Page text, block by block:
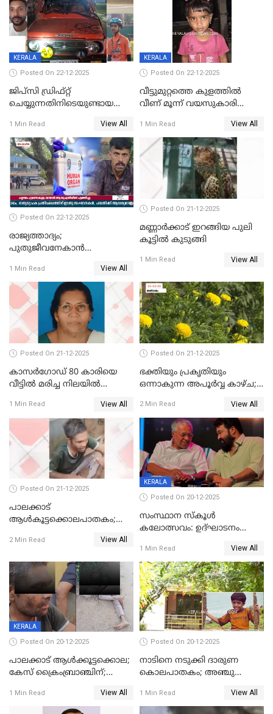
KERALA
Posted On 22-12-2025
ജിപ്സി ഡ്രിഫ്റ്റ്
ചെയ്യുന്നതിനിടെയുണ്ടായ
ദാരുണാന്ത്യം; ജീപ്സി
ഓടിച്ചയാൾ അറസ്റ്റിൽ.
1 Min Read View All
KERALA
Posted On 22-12-2025
വീട്ടുമുറ്റത്തെ കുളത്തിൽ
വീണ് മൂന്ന് വയസുകാരി
1 Min Read View All
Posted On 22-12-2025
രാജ്യത്താദ്യം;
പുതുജീവനേകാൻ
എറണാകുളം സർക്കാർ
ജനറൽ
ആശുപത്രിയിലെത്തിച്ചു
1 Min Read View All
Posted On 21-12-2025
മണ്ണാർക്കാട് ഇറങ്ങിയ പുലി
കൂട്ടിൽ കുടുങ്ങി
1 Min Read View All
Posted On 21-12-2025
കാസർഗോഡ് 80 കാരിയെ
വീട്ടിൽ മരിച്ച നിലയിൽ
1 Min Read View All
Posted On 21-12-2025
ഭക്തിയും പ്രകൃതിയും
ഒന്നാകുന്ന അപൂര്‍വ്വ കാഴ്ച;
കാഴ്ചാനുഭവമൊരുക്കി
ശബരീ നന്ദനം
2 Min Read View All
Posted On 21-12-2025
പാലക്കാട്‌
ആൾകൂട്ടക്കൊലപാതകം;
ഊർജ്ജിതമാക്കിമാക്കി
2 Min Read View All
KERALA
Posted On 20-12-2025
സംസ്ഥാന സ്കൂൾ
കലോത്സവം: ഉദ്ഘാടനം
മുഖ്യാതിഥിയായി
മോഹൻലാൽ
1 Min Read View All
KERALA
Posted On 20-12-2025
പാലക്കാട് ആൾക്കൂട്ടക്കൊല;
കേസ് ക്രൈംബ്രാഞ്ചിന്;
അന്വേഷിക്കും
1 Min Read View All
Posted On 20-12-2025
നാടിനെ നടുക്കി ദാരുണ
കൊലപാതകം; അഞ്ചു
കഴുത്തുഞെരിച്ച് കൊന്നു
1 Min Read View All